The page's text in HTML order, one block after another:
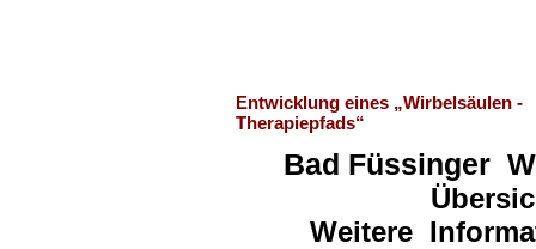
Entwicklung eines „Wirbelsäulen -
Therapiepfads“
Bad Füssinger
Weitere